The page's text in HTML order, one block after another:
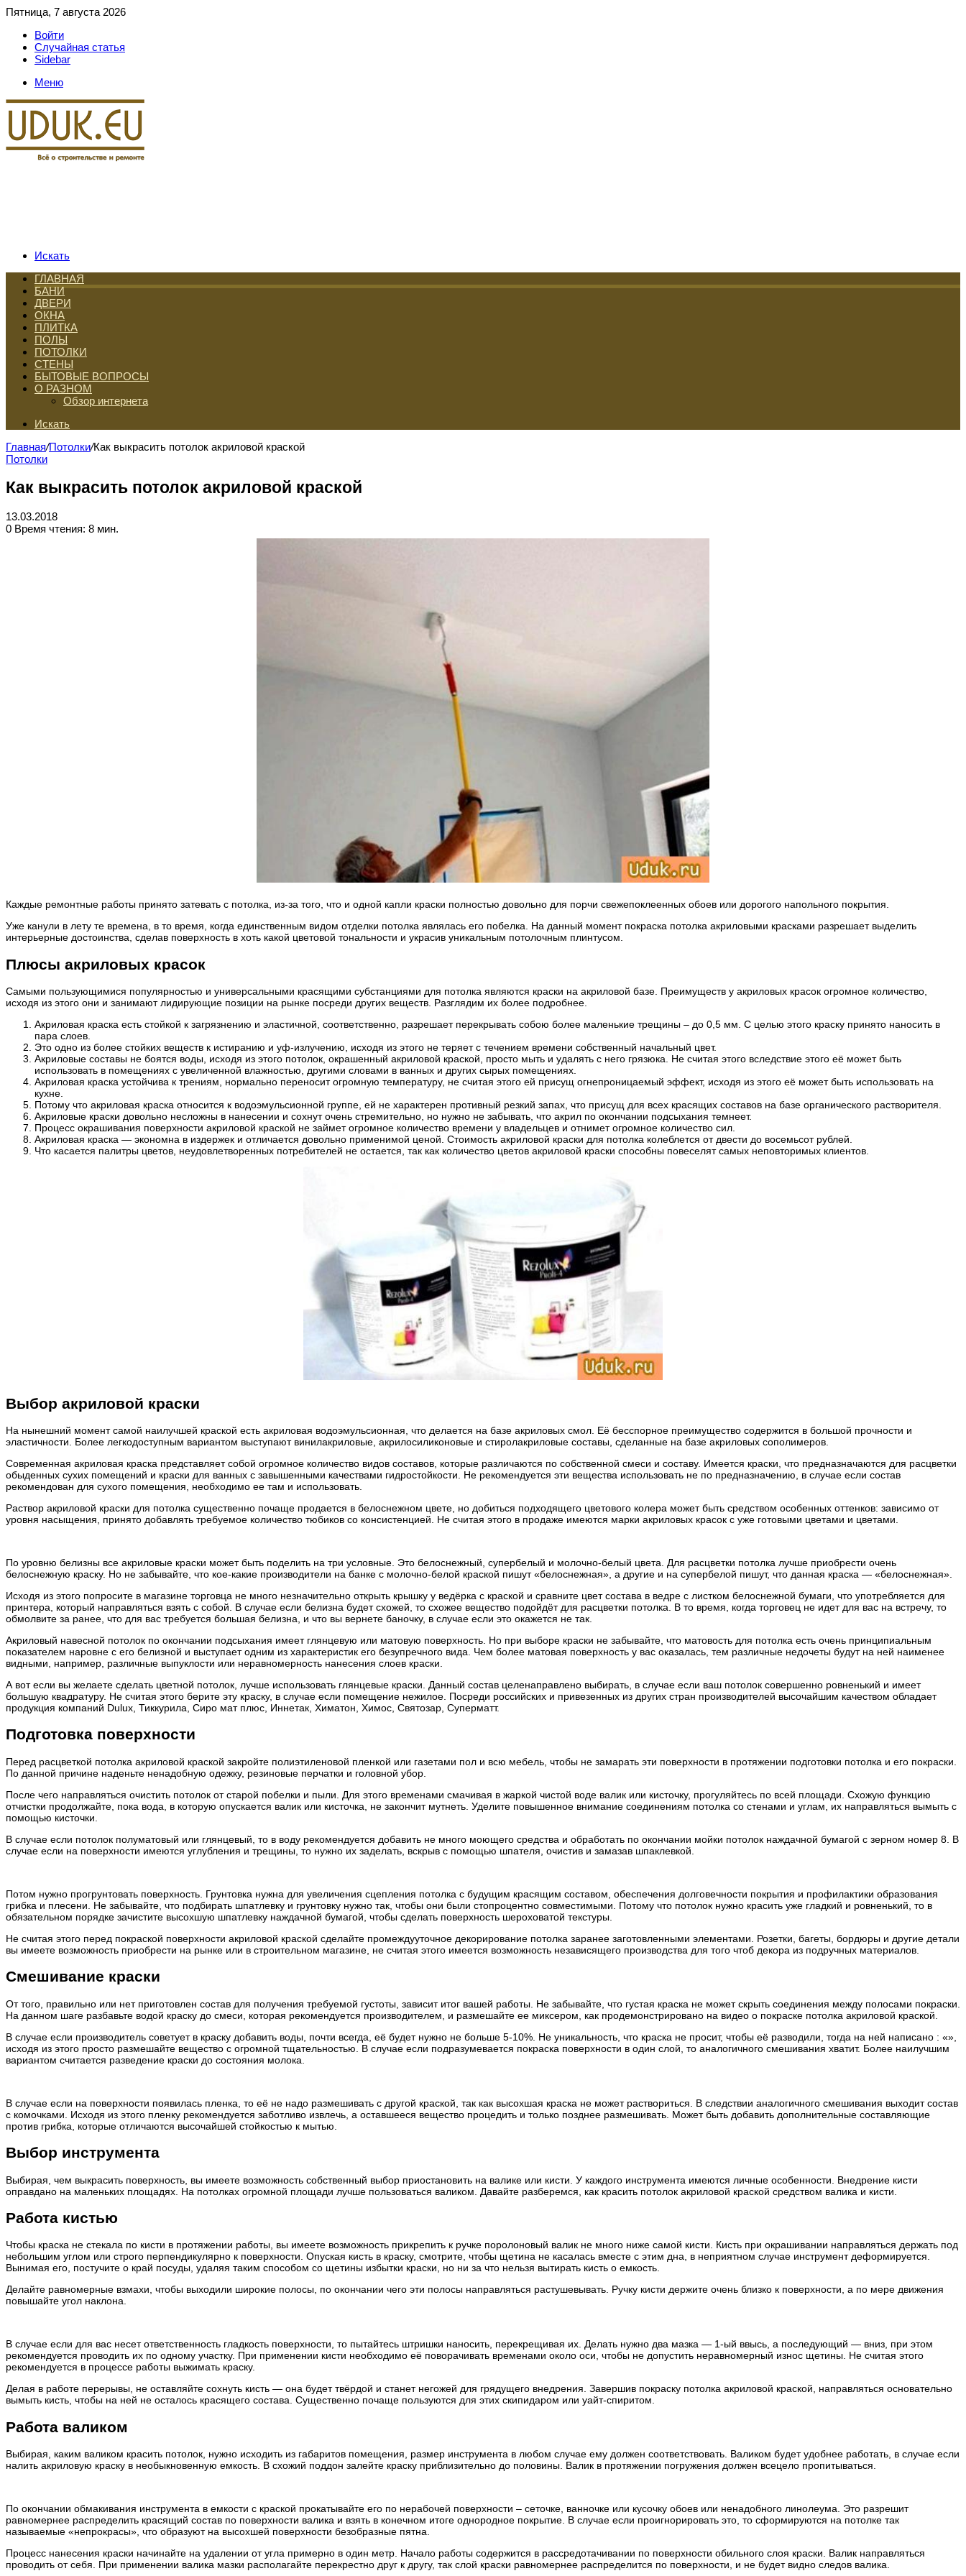
Пятница, 7 августа 2026
Войти
Случайная статья
Sidebar
Меню
Искать
ГЛАВНАЯ
БАНИ
ДВЕРИ
ОКНА
ПЛИТКА
ПОЛЫ
ПОТОЛКИ
СТЕНЫ
БЫТОВЫЕ ВОПРОСЫ
О РАЗНОМ
Обзор интернета
Искать
Главная/Потолки/Как выкрасить потолок акриловой краской
Потолки
Как выкрасить потолок акриловой краской
13.03.2018
0 Время чтения: 8 мин.
Каждые ремонтные работы принято затевать с потолка, из-за того, что и одной капли краски полностью довольно для порчи свежепоклеенных обоев или дорогого напольного покрытия.
Уже канули в лету те времена, в то время, когда единственным видом отделки потолка являлась его побелка. На данный момент покраска потолка акриловыми красками разрешает выделить
интерьерные достоинства, сделав поверхность в хоть какой цветовой тональности и украсив уникальным потолочным плинтусом.
Плюсы акриловых красок
Самыми пользующимися популярностью и универсальными красящими субстанциями для потолка являются краски на акриловой базе. Преимуществ у акриловых красок огромное количество,
исходя из этого они и занимают лидирующие позиции на рынке посреди других веществ. Разглядим их более подробнее.
Акриловая краска есть стойкой к загрязнению и эластичной, соответственно, разрешает перекрывать собою более маленькие трещины – до 0,5 мм. С целью этого краску принято наносить в
пара слоев.
Это одно из более стойких веществ к истиранию и уф-излучению, исходя из этого не теряет с течением времени собственный начальный цвет.
Акриловые составы не боятся воды, исходя из этого потолок, окрашенный акриловой краской, просто мыть и удалять с него грязюка. Не считая этого вследствие этого её может быть
использовать в помещениях с увеличенной влажностью, другими словами в ванных и других сырых помещениях.
Акриловая краска устойчива к трениям, нормально переносит огромную температуру, не считая этого ей присущ огнепроницаемый эффект, исходя из этого её может быть использовать на
кухне.
Потому что акриловая краска относится к водоэмульсионной группе, ей не характерен противный резкий запах, что присущ для всех красящих составов на базе органического растворителя.
Акриловые краски довольно несложны в нанесении и сохнут очень стремительно, но нужно не забывать, что акрил по окончании подсыхания темнеет.
Процесс окрашивания поверхности акриловой краской не займет огромное количество времени у владельцев и отнимет огромное количество сил.
Акриловая краска — экономна в издержек и отличается довольно применимой ценой. Стоимость акриловой краски для потолка колеблется от двести до восемьсот рублей.
Что касается палитры цветов, неудовлетворенных потребителей не остается, так как количество цветов акриловой краски способны повеселят самых неповторимых клиентов.
Выбор акриловой краски
На нынешний момент самой наилучшей краской есть акриловая водоэмульсионная, что делается на базе акриловых смол. Её бесспорное преимущество содержится в большой прочности и
эластичности. Более легкодоступным вариантом выступают винилакриловые, акрилосиликоновые и стиролакриловые составы, сделанные на базе акриловых сополимеров.
Современная акриловая краска представляет собой огромное количество видов составов, которые различаются по собственной смеси и составу. Имеется краски, что предназначаются для расцветки
обыденных сухих помещений и краски для ванных с завышенными качествами гидростойкости. Не рекомендуется эти вещества использовать не по предназначению, в случае если состав
рекомендован для сухого помещения, необходимо ее там и использовать.
Раствор акриловой краски для потолка существенно почаще продается в белоснежном цвете, но добиться подходящего цветового колера может быть средством особенных оттенков: зависимо от
уровня насыщения, принято добавлять требуемое количество тюбиков со консистенцией. Не считая этого в продаже имеются марки акриловых красок с уже готовыми цветами и цветами.
По уровню белизны все акриловые краски может быть поделить на три условные. Это белоснежный, супербелый и молочно-белый цвета. Для расцветки потолка лучше приобрести очень
белоснежную краску. Но не забывайте, что кое-какие производители на банке с молочно-белой краской пишут «белоснежная», а другие и на супербелой пишут, что данная краска — «белоснежная».
Исходя из этого попросите в магазине торговца не много незначительно открыть крышку у ведёрка с краской и сравните цвет состава в ведре с листком белоснежной бумаги, что употребляется для
принтера, который направляться взять с собой. В случае если белизна будет схожей, то схожее вещество подойдёт для расцветки потолка. В то время, когда торговец не идет для вас на встречу, то
обмолвите за ранее, что для вас требуется большая белизна, и что вы вернете баночку, в случае если это окажется не так.
Акриловый навесной потолок по окончании подсыхания имеет глянцевую или матовую поверхность. Но при выборе краски не забывайте, что матовость для потолка есть очень принципиальным
показателем наровне с его белизной и выступает одним из характеристик его безупречного вида. Чем более матовая поверхность у вас оказалась, тем различные недочеты будут на ней наименее
видными, например, различные выпуклости или неравномерность нанесения слоев краски.
А вот если вы желаете сделать цветной потолок, лучше использовать глянцевые краски. Данный состав целенаправлено выбирать, в случае если ваш потолок совершенно ровненький и имеет
большую квадратуру. Не считая этого берите эту краску, в случае если помещение нежилое. Посреди российских и привезенных из других стран производителей высочайшим качеством обладает
продукция компаний Dulux, Тиккурила, Сиро мат плюс, Иннетак, Химатон, Химос, Святозар, Суперматт.
Подготовка поверхности
Перед расцветкой потолка акриловой краской закройте полиэтиленовой пленкой или газетами пол и всю мебель, чтобы не замарать эти поверхности в протяжении подготовки потолка и его покраски.
По данной причине наденьте ненадобную одежку, резиновые перчатки и головной убор.
После чего направляться очистить потолок от старой побелки и пыли. Для этого временами смачивая в жаркой чистой воде валик или кисточку, прогуляйтесь по всей площади. Схожую функцию
отчистки продолжайте, пока вода, в которую опускается валик или кисточка, не закончит мутнеть. Уделите повышенное внимание соединениям потолка со стенами и углам, их направляться вымыть с
помощью кисточки.
В случае если потолок полуматовый или глянцевый, то в воду рекомендуется добавить не много моющего средства и обработать по окончании мойки потолок наждачной бумагой с зерном номер 8. В
случае если на поверхности имеются углубления и трещины, то нужно их заделать, вскрыв с помощью шпателя, очистив и замазав шпаклевкой.
Потом нужно прогрунтовать поверхность. Грунтовка нужна для увеличения сцепления потолка с будущим красящим составом, обеспечения долговечности покрытия и профилактики образования
грибка и плесени. Не забывайте, что подбирать шпатлевку и грунтовку нужно так, чтобы они были стопроцентно совместимыми. Потому что потолок нужно красить уже гладкий и ровненький, то в
обязательном порядке зачистите высохшую шпатлевку наждачной бумагой, чтобы сделать поверхность шероховатой текстуры.
Не считая этого перед покраской поверхности акриловой краской сделайте промеждууточное декорирование потолка заранее заготовленными элементами. Розетки, багеты, бордюры и другие детали
вы имеете возможность приобрести на рынке или в строительном магазине, не считая этого имеется возможность независящего производства для того чтоб декора из подручных материалов.
Смешивание краски
От того, правильно или нет приготовлен состав для получения требуемой густоты, зависит итог вашей работы. Не забывайте, что густая краска не может скрыть соединения между полосами покраски.
На данном шаге разбавьте водой краску до смеси, которая рекомендуется производителем, и размешайте ее миксером, как продемонстрировано на видео о покраске потолка акриловой краской.
В случае если производитель советует в краску добавить воды, почти всегда, её будет нужно не больше 5-10%. Не уникальность, что краска не просит, чтобы её разводили, тогда на ней написано : «»,
исходя из этого просто размешайте вещество с огромной тщательностью. В случае если подразумевается покраска поверхности в один слой, то аналогичного смешивания хватит. Более наилучшим
вариантом считается разведение краски до состояния молока.
В случае если на поверхности появилась пленка, то её не надо размешивать с другой краской, так как высохшая краска не может раствориться. В следствии аналогичного смешивания выходит состав
с комочками. Исходя из этого пленку рекомендуется заботливо извлечь, а оставшееся вещество процедить и только позднее размешивать. Может быть добавить дополнительные составляющие
против грибка, которые отличаются высочайшей стойкостью к мытью.
Выбор инструмента
Выбирая, чем выкрасить поверхность, вы имеете возможность собственный выбор приостановить на валике или кисти. У каждого инструмента имеются личные особенности. Внедрение кисти
оправдано на маленьких площадях. На потолках огромной площади лучше пользоваться валиком. Давайте разберемся, как красить потолок акриловой краской средством валика и кисти.
Работа кистью
Чтобы краска не стекала по кисти в протяжении работы, вы имеете возможность прикрепить к ручке поролоновый валик не много ниже самой кисти. Кисть при окрашивании направляться держать под
небольшим углом или строго перпендикулярно к поверхности. Опуская кисть в краску, смотрите, чтобы щетина не касалась вместе с этим дна, в неприятном случае инструмент деформируется.
Вынимая его, постучите о край посуды, удаляя таким способом со щетины избытки краски, но ни за что нельзя вытирать кисть о емкость.
Делайте равномерные взмахи, чтобы выходили широкие полосы, по окончании чего эти полосы направляться растушевывать. Ручку кисти держите очень близко к поверхности, а по мере движения
повышайте угол наклона.
В случае если для вас несет ответственность гладкость поверхности, то пытайтесь штришки наносить, перекрещивая их. Делать нужно два мазка — 1-ый ввысь, а последующий — вниз, при этом
рекомендуется проводить их по одному участку. При применении кисти необходимо её поворачивать временами около оси, чтобы не допустить неравномерный износ щетины. Не считая этого
рекомендуется в процессе работы выжимать краску.
Делая в работе перерывы, не оставляйте сохнуть кисть — она будет твёрдой и станет негожей для грядущего внедрения. Завершив покраску потолка акриловой краской, направляться основательно
вымыть кисть, чтобы на ней не осталось красящего состава. Существенно почаще пользуются для этих скипидаром или уайт-спиритом.
Работа валиком
Выбирая, каким валиком красить потолок, нужно исходить из габаритов помещения, размер инструмента в любом случае ему должен соответствовать. Валиком будет удобнее работать, в случае если
налить акриловую краску в необыкновенную емкость. В схожий поддон залейте краску приблизительно до половины. Валик в протяжении погружения должен всецело пропитываться.
По окончании обмакивания инструмента в емкости с краской прокатывайте его по нерабочей поверхности – сеточке, ванночке или кусочку обоев или ненадобного линолеума. Это разрешит
равномернее распределить красящий состав по поверхности валика и взять в конечном итоге однородное покрытие. В случае если проигнорировать это, то сформируются на потолке так
называемые «непрокрасы», что образуют на высохшей поверхности безобразные пятна.
Процесс нанесения краски начинайте на удалении от угла примерно в один метр. Начало работы содержится в рассредотачивании по поверхности обильного слоя краски. Валик направляться
проводить от себя. При применении валика мазки располагайте перекрестно друг к другу, так слой краски равномернее распределится по поверхности, и не будет видно следов валика.